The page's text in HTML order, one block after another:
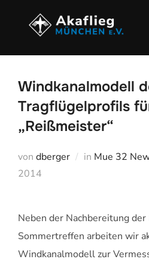
Inhalten
Windkanalmodell
Tragflügelprofils
„Reißmeister“
von dberger in Mue 32
2014
Neben der Nachbereitung
Sommertreffen arbeiten wir
Windkanalmodell zur